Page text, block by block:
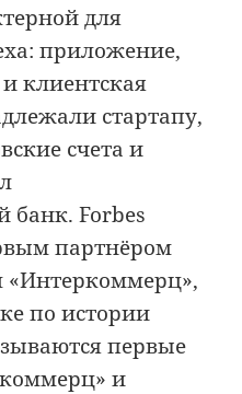
для
приложение,
клиентская
стартапу,
счета и
банк. Forbes
партнёром
«Интеркоммерц»,
по истории
первые
и